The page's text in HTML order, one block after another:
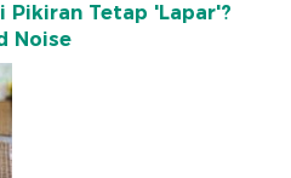
Pikiran Tetap 'Lapar'?
Noise